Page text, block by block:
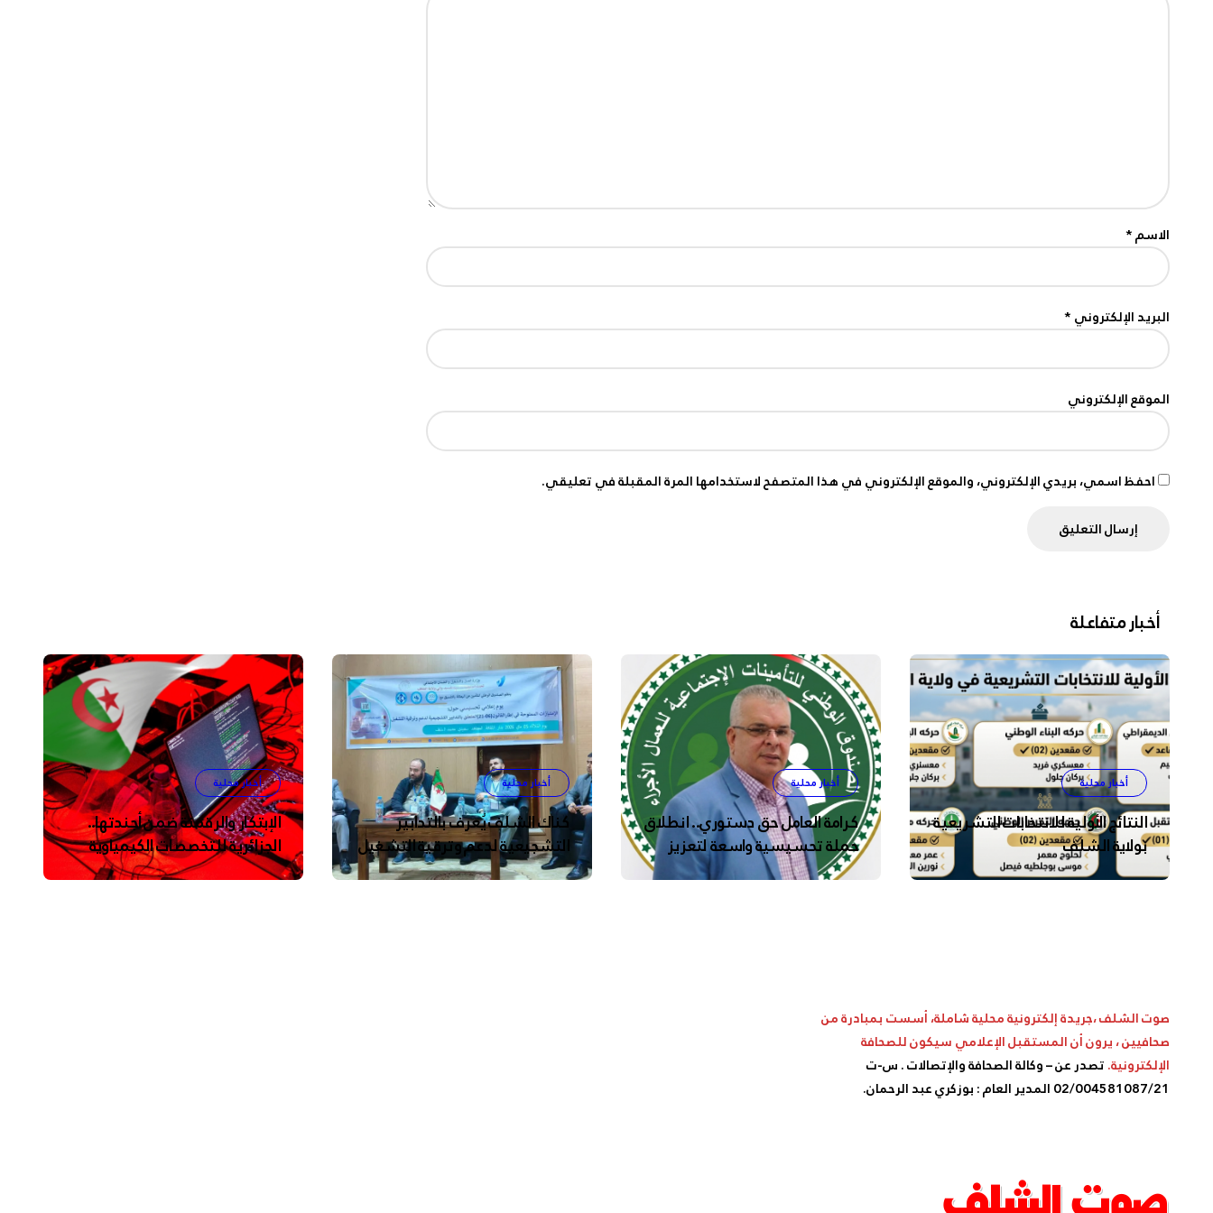
الاسم*
البريد الإلكتروني*
الموقع الإلكتروني
احفظ اسمي، بريدي الإلكتروني، والموقع الإلكتروني في هذا المتصفح لاستخدامها المرة المقبلة في تعليقي.
أخبار متفاعلة
أخبار محلية
النتائج الأولية للانتخابات التشريعية
بولاية الشلف
أخبار محلية
كرامة العامل حق دستوري.. انطلاق
حملة تحسيسية واسعة لتعزيز
السلامة الجسدية والنفسية
أخبار محلية
كناك الشلف يُعرف بالتدابير
التشجيعية لدعم وترقية التشغيل
أخبار محلية
الإبتكار والرقمنة ضمن أجندتها..
الجزائرية للتخصصات الكيمياوية
ترعى تحدي الإبتكار الجزائري
صوت الشلف ،جريدة إلكترونية محلية شاملة، أسست بمبادرة من
صحافيين ، يرون أن المستقبل الإعلامي سيكون للصحافة
الإلكترونية.تصدر عن – وكالة الصحافة والإتصالات . س-ت
02/004581087/21 المدير العام : بوزكري عبد الرحمان.